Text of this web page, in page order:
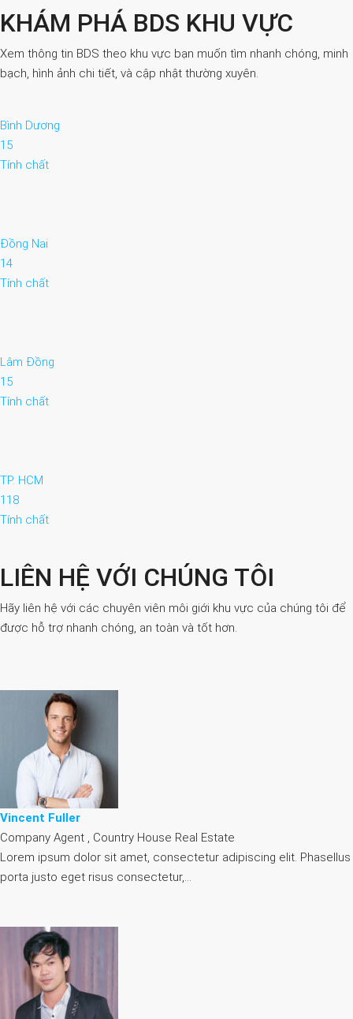
KHÁM PHÁ BDS KHU VỰC
Xem thông tin BDS theo khu vực bạn muốn tìm nhanh chóng, minh
bạch, hình ảnh chi tiết, và cập nhật thường xuyên.
Bình Dương
15
Tính chất
Đồng Nai
14
Tính chất
Lâm Đồng
15
Tính chất
TP. HCM
118
Tính chất
LIÊN HỆ VỚI CHÚNG TÔI
Hãy liên hệ với các chuyên viên môi giới khu vực của chúng tôi để
được hỗ trợ nhanh chóng, an toàn và tốt hơn.
Vincent Fuller
Company Agent , Country House Real Estate
Lorem ipsum dolor sit amet, consectetur adipiscing elit. Phasellus
porta justo eget risus consectetur,…